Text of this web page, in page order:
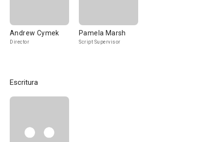
Andrew Cymek
Director
Pamela Marsh
Script Supervisor
Escritura